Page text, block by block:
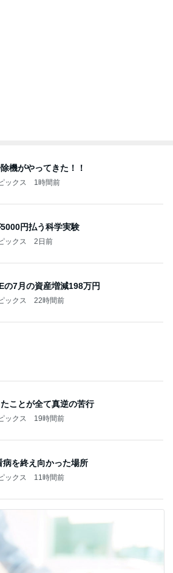
派遣の騒動
きは夫との関係性
ックス 11時間前
て元が取れるアイテム
ックス 1日前
断名と書いてもらった診断書
ックス